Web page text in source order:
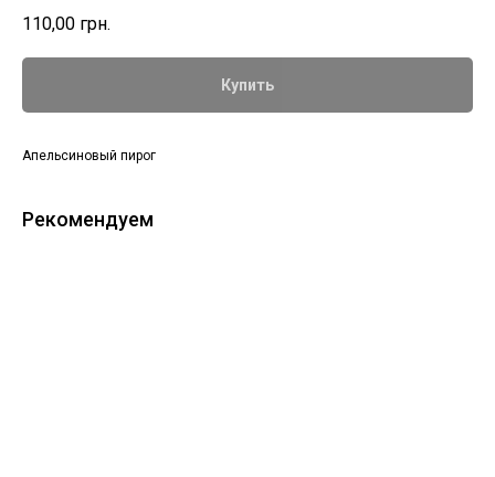
110,00 грн.
Купить
Апельсиновый пирог
Рекомендуем